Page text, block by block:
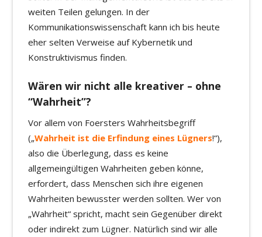
weiten Teilen gelungen. In der
Kommunikationswissenschaft kann ich bis heute
eher selten Verweise auf Kybernetik und
Konstruktivismus finden.
Wären wir nicht alle kreativer – ohne
“Wahrheit”?
Vor allem von Foersters Wahrheitsbegriff
(„Wahrheit ist die Erfindung eines Lügners!“),
also die Überlegung, dass es keine
allgemeingültigen Wahrheiten geben könne,
erfordert, dass Menschen sich ihre eigenen
Wahrheiten bewusster werden sollten. Wer von
„Wahrheit“ spricht, macht sein Gegenüber direkt
oder indirekt zum Lügner. Natürlich sind wir alle